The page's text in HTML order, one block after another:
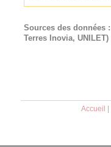
Sources des données :
Terres Inovia, UNILET)
Accueil |